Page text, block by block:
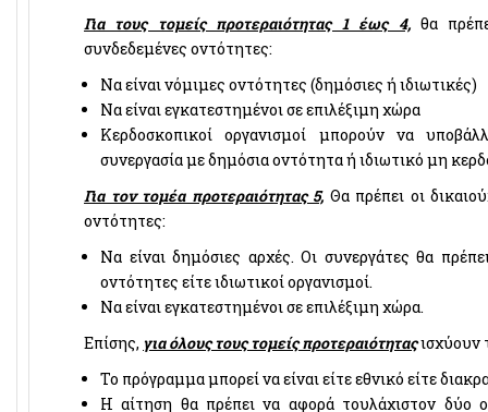
Για τους τομείς προτεραιότητας 1 έως 4,θα
συνδεδεμένες οντότητες:
Να είναι νόμιμες οντότητες (δημόσιες ή ιδιωτικές)
Να είναι εγκατεστημένοι σε επιλέξιμη χώρα
Κερδοσκοπικοί οργανισμοί μπορούν να
συνεργασία με δημόσια οντότητα ή ιδιωτικό μη
Για τον τομέα προτεραιότητας 5, Θα πρέπει οι
οντότητες:
Να είναι δημόσιες αρχές. Οι συνεργάτες θα
οντότητες είτε ιδιωτικοί οργανισμοί.
Να είναι εγκατεστημένοι σε επιλέξιμη χώρα.
Επίσης, για όλους τους τομείς προτεραιότηταςισχύουν
Το πρόγραμμα μπορεί να είναι είτε εθνικό είτε
Η αίτηση θα πρέπει να αφορά τουλάχιστον δύο